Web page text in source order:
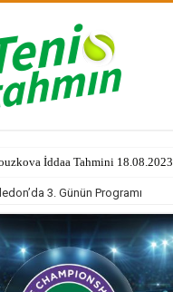
İddaa Tahmini 18.08.2023
3. Günün Programı